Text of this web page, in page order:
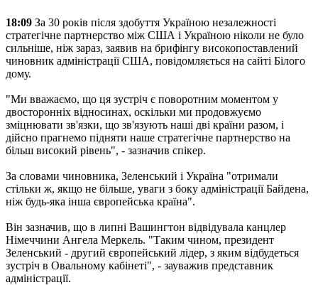
18:09 За 30 років після здобуття Україною незалежності
стратегічне партнерство між США і Україною ніколи не було
сильніше, ніж зараз, заявив на брифінгу високопоставлений
чиновник адміністрації США, повідомляється на сайті Білого
дому.
"Ми вважаємо, що ця зустріч є поворотним моментом у
двосторонніх відносинах, оскільки ми продовжуємо
зміцнювати зв'язки, що зв'язують наші дві країни разом, і
дійсно прагнемо підняти наше стратегічне партнерство на
більш високий рівень", - зазначив спікер.
За словами чиновника, Зеленський і Україна "отримали
стільки ж, якщо не більше, уваги з боку адміністрації Байдена,
ніж будь-яка інша європейська країна".
Він зазначив, що в липні Вашингтон відвідувала канцлер
Німеччини Ангела Меркель. "Таким чином, президент
Зеленський - другий європейський лідер, з яким відбудеться
зустріч в Овальному кабінеті", - зауважив представник
адміністрації.